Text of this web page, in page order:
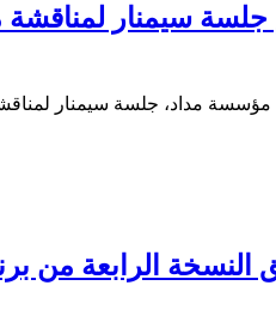
جلسة سيمنار
مؤسسة مداد، جلسة سيمنار
الرابعة من